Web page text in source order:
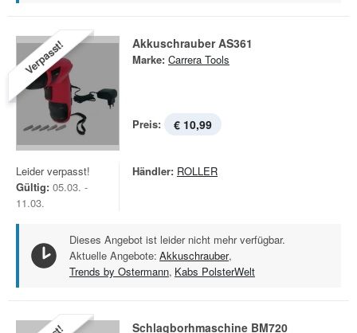
Verpasst! Akkuschrauber AS361
Marke: Carrera Tools
Preis: € 10,99
Leider verpasst!
Gültig: 05.03. -
11.03.
Händler: ROLLER
Dieses Angebot ist leider nicht mehr verfügbar.
Aktuelle Angebote: Akkuschrauber,
Trends by Ostermann, Kabs PolsterWelt
Schlagborhmaschine BM720